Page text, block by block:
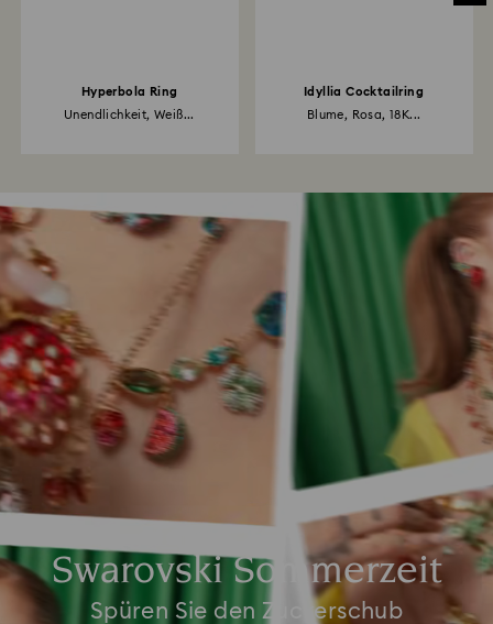
Hyperbola Ring
Unendlichkeit, Weiß...
Idyllia Cocktailring
Blume, Rosa, 18K...
Swarovski Sommerzeit
Spüren Sie den Zuckerschub